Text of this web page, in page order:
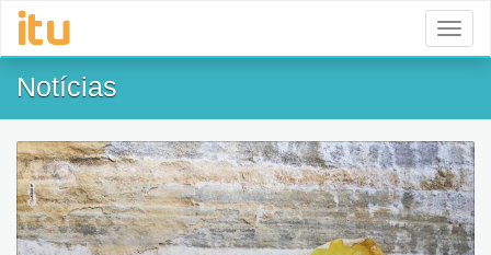
Notícias